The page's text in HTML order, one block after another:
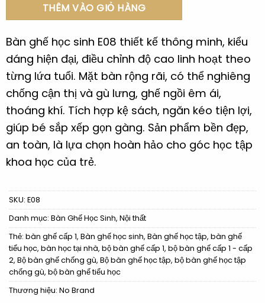
THÊM VÀO GIỎ HÀNG
Bàn ghế học sinh E08 thiết kế thông minh, kiểu
dáng hiện đại, điều chỉnh độ cao linh hoạt theo
từng lứa tuổi. Mặt bàn rộng rãi, có thể nghiêng
chống cận thị và gù lưng, ghế ngồi êm ái,
thoáng khí. Tích hợp kệ sách, ngăn kéo tiện lợi,
giúp bé sắp xếp gọn gàng. Sản phẩm bền đẹp,
an toàn, là lựa chọn hoàn hảo cho góc học tập
khoa học của trẻ.
SKU: E08
Danh mục: Bàn Ghế Học Sinh, Nội thất
Thẻ: bàn ghế cấp 1, Bàn ghế học sinh, Bàn ghế học tập, bàn ghế
tiểu học, bàn học tại nhà, bộ bàn ghế cấp 1, bộ bàn ghế cấp 1 - cấp
2, Bộ bàn ghế chống gù, Bộ bàn ghế học tập, bộ bàn ghế học tập
chống gù, bộ bàn ghế tiểu học
Thương hiệu: No Brand